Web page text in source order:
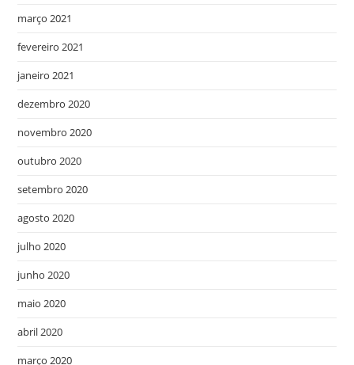
março 2021
fevereiro 2021
janeiro 2021
dezembro 2020
novembro 2020
outubro 2020
setembro 2020
agosto 2020
julho 2020
junho 2020
maio 2020
abril 2020
março 2020